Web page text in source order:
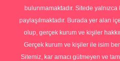
bulunmamaktadır. Sitede yalnızca
paylaşılmaktadır. Burada yer alan
olup, gerçek kurum ve kişiler
Gerçek kurum ve kişiler ile isim
Sitemiz, kar amacı gütmeyen ve